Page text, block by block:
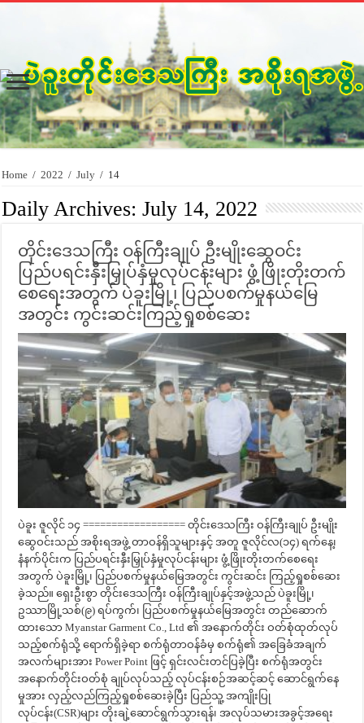
Home / 2022 / July / 14
Daily Archives:July 14, 2022
တိုင်းဒေသကြီး ဝန်ကြီးချုပ် ဦးမျိုးဆွေဝင်း
ပြည်ပရင်းနှီးမြှုပ်နှံမှုလုပ်ငန်းများ ဖွံ့ဖြိုးတိုးတက်
စေရေးအတွက် ပဲခူးမြို့၊ ပြည်ပစက်မှုနယ်မြေ
အတွင်း ကွင်းဆင်းကြည့်ရှုစစ်ဆေး
ပဲခူး ဇူလိုင် ၁၄ ================== တိုင်းဒေသကြီး ဝန်ကြီးချုပ် ဦးမျိုး
ဆွေဝင်းသည် အစိုးရအဖွဲ့ တာဝန်ရှိသူများနှင့် အတူ ဇူလိုင်လ(၁၄) ရက်နေ့၊
နံနက်ပိုင်းက ပြည်ပရင်းနှီးမြှုပ်နှံမှုလုပ်ငန်းများ ဖွံ့ဖြိုးတိုးတက်စေရေး
အတွက် ပဲခူးမြို့၊ ပြည်ပစက်မှုနယ်မြေအတွင်း ကွင်းဆင်း ကြည့်ရှုစစ်ဆေး
ခဲ့သည်။ ရှေးဦးစွာ တိုင်းဒေသကြီး ဝန်ကြီးချုပ်နှင့်အဖွဲ့သည် ပဲခူးမြို့၊
ဥဿာမြို့သစ်(၉) ရပ်ကွက်၊ ပြည်ပစက်မှုနယ်မြေအတွင်း တည်ဆောက်
ထားသော Myanstar Garment Co., Ltd ၏ အနောက်တိုင်း ဝတ်စုံထုတ်လုပ်
သည့်စက်ရုံသို့ ရောက်ရှိခဲ့ရာ စက်ရုံတာဝန်ခံမှ စက်ရုံ၏ အခြေခံအချက်
အလက်များအား Power Point ဖြင့် ရှင်းလင်းတင်ပြခဲ့ပြီး စက်ရုံအတွင်း
အနောက်တိုင်းဝတ်စုံ ချုပ်လုပ်သည့် လုပ်ငန်းစဉ်အဆင့်ဆင့် ဆောင်ရွက်နေ
မှုအား လှည့်လည်ကြည့်ရှုစစ်ဆေးခဲ့ပြီး ပြည်သူ့ အကျိုးပြု
လုပ်ငန်း(CSR)များ တိုးချဲ့ဆောင်ရွက်သွားရန်၊ အလုပ်သမားအခွင့်အရေး